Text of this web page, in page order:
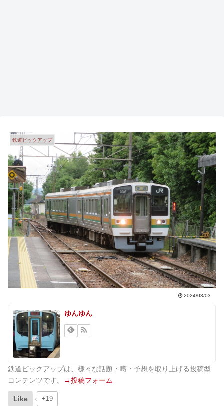
鉄道ピックアップ
2024/03/03
ゆんゆん
鉄道ピックアップは、様々な話題・噂・予想を取り上げる投稿型
コンテンツです。
→投稿フォーム
Like +19